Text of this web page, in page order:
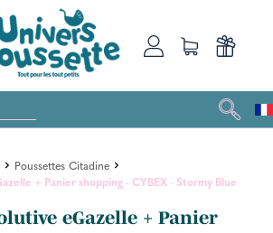
Poussettes Citadine
+ Panier shopping - CYBEX - Stormy Blue
eGazelle + Panier